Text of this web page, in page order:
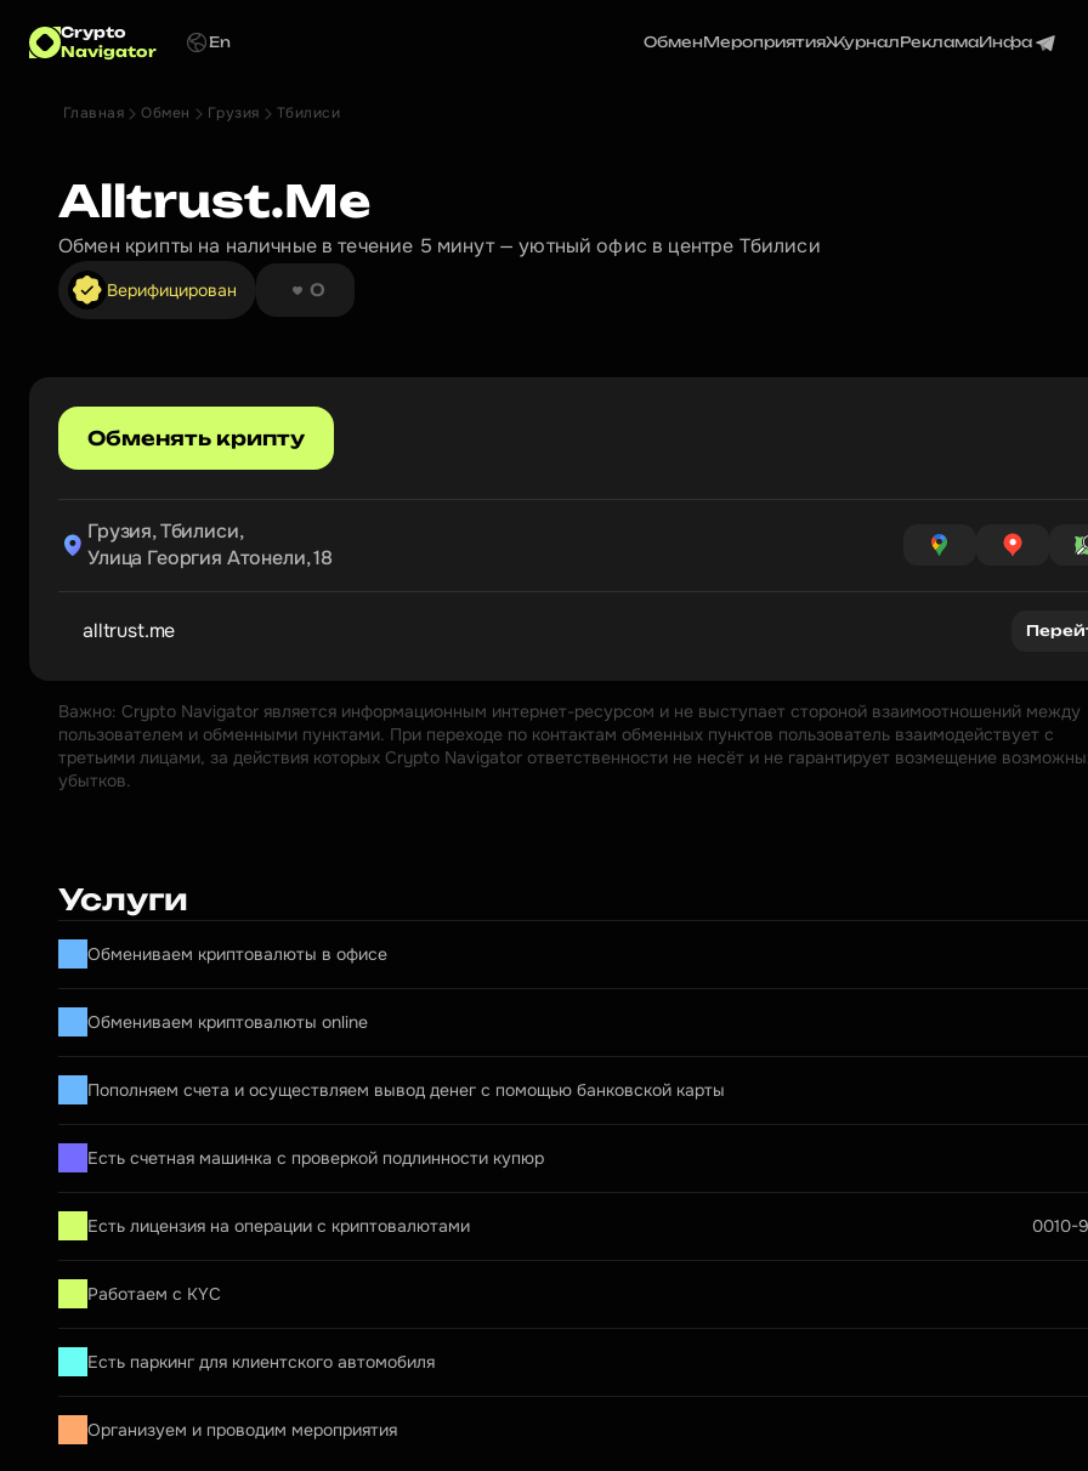
Crypto
Navigator
En ОбменМероприятияЖурналРекламаИнфа
Главная Обмен Грузия Тбилиси
Alltrust.Me
Обмен крипты на наличные в течение 5 минут — уютный офис в центре Тбилиси
❤︎ ❤︎ ❤︎ ❤︎ ❤︎ ❤︎ ❤︎ ❤︎Верифицирован 0
Обменять крипту
Грузия, Тбилиси,
Улица Георгия Атонели, 18
alltrust.me
Важно: Crypto Navigator является информационным интернет-ресурсом и не выступает стороной взаимоотношений между
пользователем и обменными пунктами. При переходе по контактам обменных пунктов пользователь взаимодействует с
третьими лицами, за действия которых Crypto Navigator ответственности не несёт и не гарантирует возмещение
убытков.
Услуги
Обмениваем криптовалюты в офисе
Обмениваем криптовалюты online
Пополняем счета и осуществляем вывод денег с помощью банковской карты
Есть счетная машинка с проверкой подлинности купюр
Есть лицензия на операции с криптовалютами 0010-
Работаем с KYC
Есть паркинг для клиентского автомобиля
Организуем и проводим мероприятия